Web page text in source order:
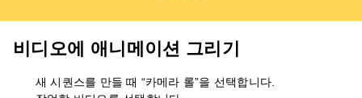
비디오에 애니메이션 그리기
새 시퀀스를 만들 때 “카메라 롤”을 선택합니다.